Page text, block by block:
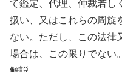
て鑑定、代理、仲裁若し
扱い、又はこれらの周旋
ない。ただし、この法律
場合は、この限りでない。